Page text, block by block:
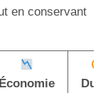
en conservant
Économie